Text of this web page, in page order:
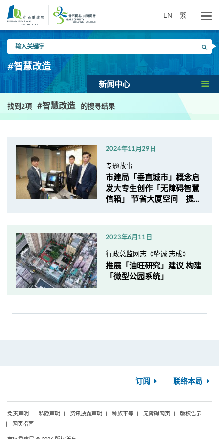
要
EN 繁
入
关
键
搜寻
#智慧改造
新闻中心
找到2項 #智慧改造 的搜寻结果
2024年11月29日
专题故事
市建局「垂直城市」概念启
发大专生创作「无障碍智慧
信箱」 节省大厦空间 提...
2023年6月11日
行政总监网志《挚诚.志成》
推展「油旺研究」建议 构建
「微型公园系统」
订阅 联络本局
免责声明 私隐声明 资讯披露声明 种族平等 无障碍网页
版权告示
网页指南